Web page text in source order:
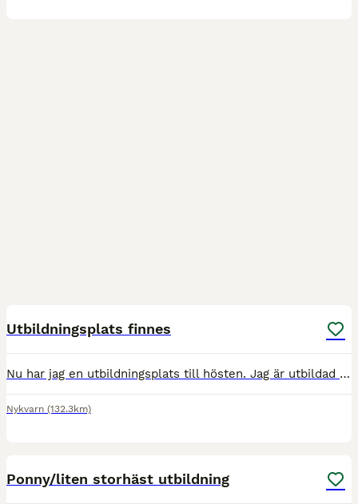
Utbildningsplats finnes
Nu har jag en utbildningsplats till hösten. Jag är utbildad unghästutbildare från Flyinge 2019 och har sedan dess både haft inridningar och vidareutbildningar. Visat på både unghäst- och ridhästtest
Nykvarn (132.3km)
Ponny/liten storhäst utbildning